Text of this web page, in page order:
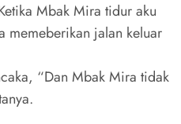
Mbak Mira tidur aku
memeberikan jalan keluar
“Dan Mbak Mira tidak